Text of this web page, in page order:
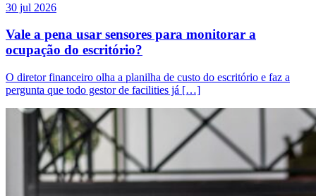
30 jul 2026
Vale a pena usar sensores para monitorar a
ocupação do escritório?
O diretor financeiro olha a planilha de custo do escritório e faz a
pergunta que todo gestor de facilities já […]